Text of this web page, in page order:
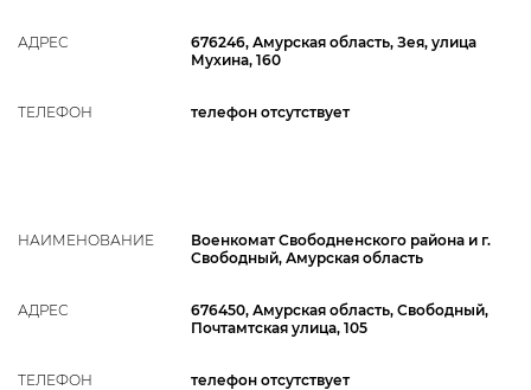
АДРЕС
676246, Амурская область, Зея, улица
Мухина, 160
ТЕЛЕФОН телефон отсутствует
НАИМЕНОВАНИЕ
Военкомат Свободненского района и г.
Свободный, Амурская область
АДРЕС
676450, Амурская область, Свободный,
Почтамтская улица, 105
ТЕЛЕФОН телефон отсутствует